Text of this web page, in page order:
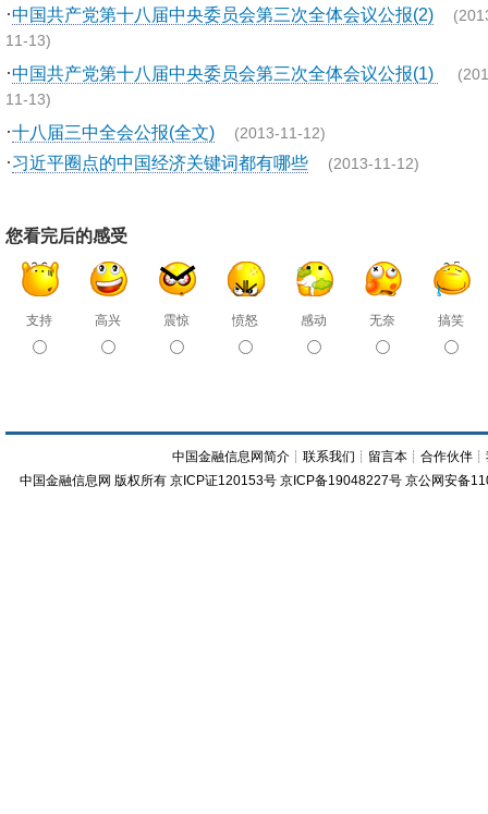
·中国共产党第十八届中央委员会第三次全体会议公报(2)
11-13)
·中国共产党第十八届中央委员会第三次全体会议公报(1)
11-13)
·十八届三中全会公报(全文) (2013-11-12)
·习近平圈点的中国经济关键词都有哪些 (2013-11-12)
您看完后的感受
支持 高兴 震惊 愤怒 感动 无奈 搞笑
中国金融信息网简介 ┊联系我们 ┊ 留言本 ┊合作伙伴 ┊
中国金融信息网 版权所有 京ICP证120153号 京ICP备19048227号 京公网安备